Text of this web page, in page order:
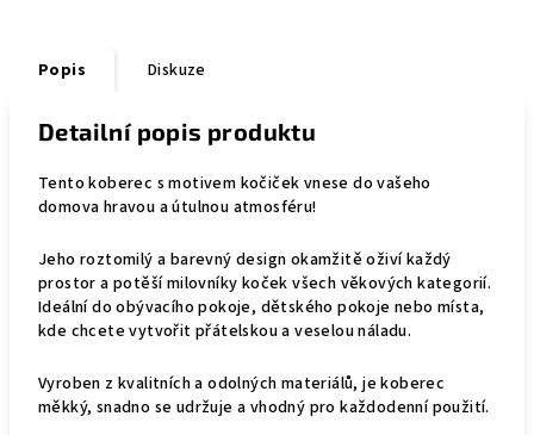
Popis Diskuze
Detailní popis produktu
Tento koberec s motivem kočiček vnese do vašeho
domova hravou a útulnou atmosféru!
Jeho roztomilý a barevný design okamžitě oživí každý
prostor a potěší milovníky koček všech věkových kategorií.
Ideální do obývacího pokoje, dětského pokoje nebo místa,
kde chcete vytvořit přátelskou a veselou náladu.
Vyroben z kvalitních a odolných materiálů, je koberec
měkký, snadno se udržuje a vhodný pro každodenní použití.